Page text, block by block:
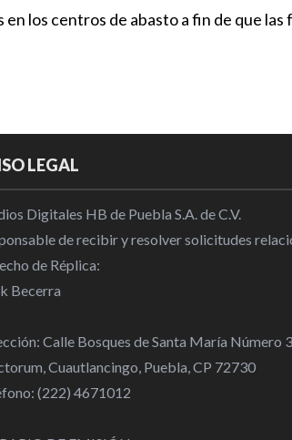
de economía circular será
detecta 750 empresas del
| 22:00
septiembre
| 15:00
los centros de abasto a fin de que
LEGAL
Digitales HB de Puebla S.A. de C.V.
de recibir y resolver solicitudes
de Réplica:
Becerra
Calle Bosques de Santa María Número
Cuautlancingo, Puebla, CP 72730
(222) 4671012